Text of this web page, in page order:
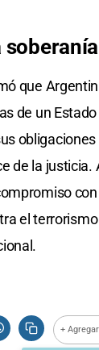
soberanía
que
de un
de la justicia.
el
+